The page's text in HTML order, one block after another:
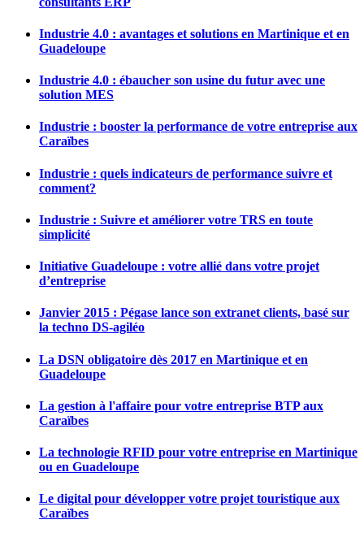
Industrie 4.0 : avantages et solutions en Martinique et en
Guadeloupe
Industrie 4.0 : ébaucher son usine du futur avec une
solution MES
Industrie : booster la performance de votre entreprise aux
Caraïbes
Industrie : quels indicateurs de performance suivre et
comment?
Industrie : Suivre et améliorer votre TRS en toute
simplicité
Initiative Guadeloupe : votre allié dans votre projet
d’entreprise
Janvier 2015 : Pégase lance son extranet clients, basé sur
la techno DS-agiléo
La DSN obligatoire dès 2017 en Martinique et en
Guadeloupe
La gestion à l'affaire pour votre entreprise BTP aux
Caraïbes
La technologie RFID pour votre entreprise en Martinique
ou en Guadeloupe
Le digital pour développer votre projet touristique aux
Caraïbes